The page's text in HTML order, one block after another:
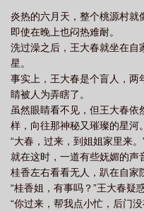
文免费阅读
炎热的六月天，整个桃源村就
即使在晚上也闷热难耐。
洗过澡之后，王大春就坐在自
星。
事实上，王大春是个盲人，两
睛被人为弄瞎了。
虽然眼睛看不见，但王大春
样，向往那神秘又璀璨的星河。
“大春，过来，到姐姐家里来。
就在这时，一道有些妩媚的声
桂香左右看看无人，趴在自家
“桂香姐，有事吗？”王大春疑
“你过来，帮我点小忙，后门